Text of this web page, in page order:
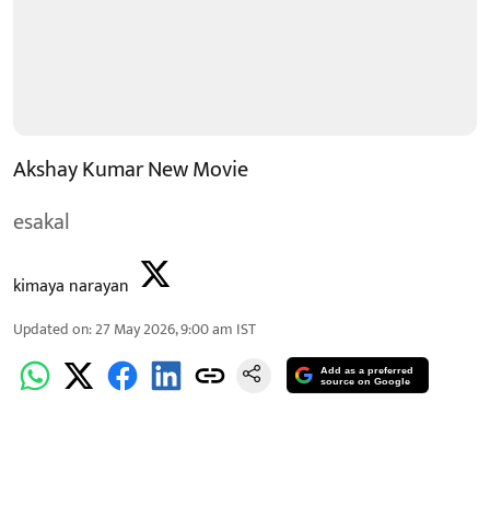
Akshay Kumar New Movie
esakal
kimaya narayan
Updated on:27 May 2026, 9:00 am IST
Add as a preferred
source on Google